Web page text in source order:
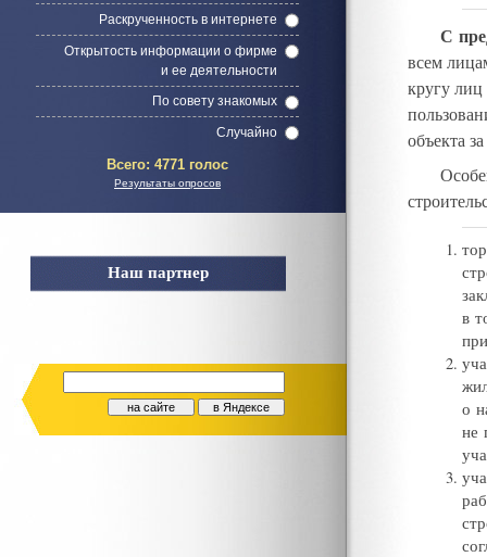
Раскрученность в интернете
Открытость информации о фирме
и ее деятельности
По совету знакомых
Случайно
Всего: 4771 голос
Результаты опросов
Наш партнер
С
всем
кругу лиц
объекта
в
о
не